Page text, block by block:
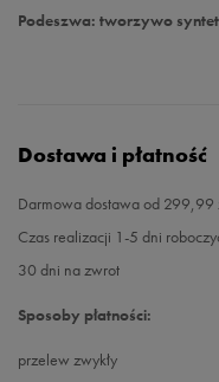
Podeszwa: tworzywo
Dostawa i płatność
Darmowa dostawa od 299,99
Czas realizacji 1-5 dni
30 dni na zwrot
Sposoby płatności:
przelew zwykły